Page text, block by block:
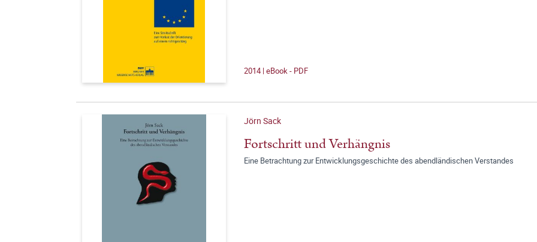
2014 | eBook - PDF
Jörn Sack
Fortschritt und Verhängnis
Eine Betrachtung zur Entwicklungsgeschichte des abendländischen Verstandes